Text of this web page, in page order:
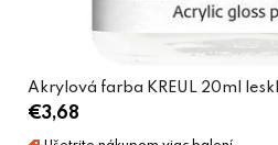
Akrylová farba KREUL 20ml
€3,68